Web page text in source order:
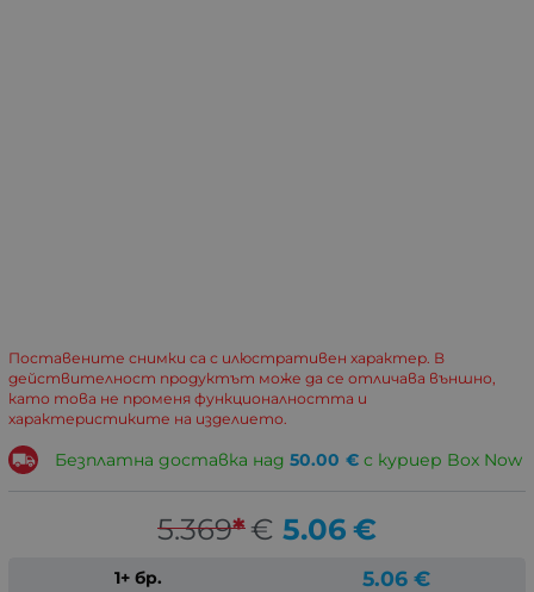
Поставените снимки са с илюстративен характер. В
действителност продуктът може да се отличава външно,
като това не променя функционалността и
характеристиките на изделието.
Безплатна доставка над 50.00 €с куриер Box Now
5.369*€ 5.06 €
1+ бр. 5.06 €